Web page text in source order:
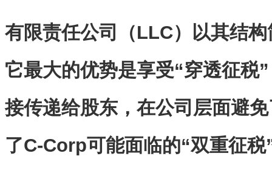
有限责任公司（LLC）以其结
它最大的优势是享受“穿透征税
接传递给股东，在公司层面避
了C-Corp可能面临的“双重征税